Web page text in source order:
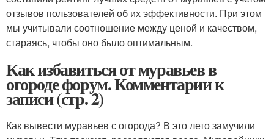
отзывов пользователей об их эффективности. При этом
мы учитывали соотношение между ценой и качеством,
стараясь, чтобы оно было оптимальным.
Как избавиться от муравьев в
огороде форум. Комментарии к
записи (стр. 2)
Как вывести муравьев с огорода? В это лето замучили